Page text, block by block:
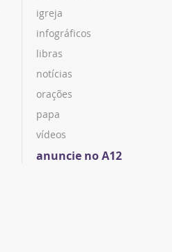
igreja
infográficos
libras
notícias
orações
papa
vídeos
anuncie no A12